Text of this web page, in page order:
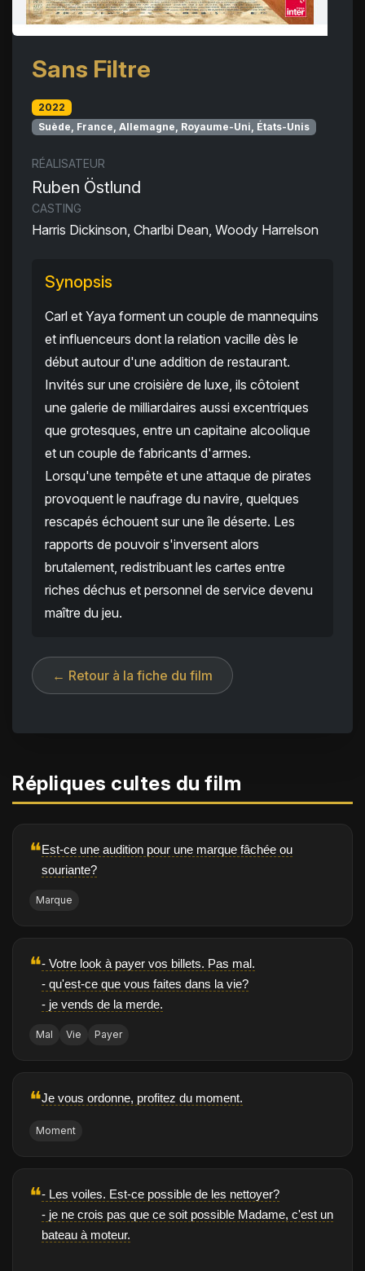
Sans Filtre
2022
Suède, France, Allemagne, Royaume-Uni, États-Unis
RÉALISATEUR
Ruben Östlund
CASTING
Harris Dickinson, Charlbi Dean, Woody Harrelson
Synopsis
Carl et Yaya forment un couple de mannequins
et influenceurs dont la relation vacille dès le
début autour d'une addition de restaurant.
Invités sur une croisière de luxe, ils côtoient
une galerie de milliardaires aussi excentriques
que grotesques, entre un capitaine alcoolique
et un couple de fabricants d'armes.
Lorsqu'une tempête et une attaque de pirates
provoquent le naufrage du navire, quelques
rescapés échouent sur une île déserte. Les
rapports de pouvoir s'inversent alors
brutalement, redistribuant les cartes entre
riches déchus et personnel de service devenu
maître du jeu.
← Retour à la fiche du film
Répliques cultes du film
❝Est-ce une audition pour une marque fâchée ou
souriante?
Marque
❝- Votre look à payer vos billets. Pas mal.
- qu'est-ce que vous faites dans la vie?
- je vends de la merde.
Mal Vie Payer
❝Je vous ordonne, profitez du moment.
Moment
❝- Les voiles. Est-ce possible de les nettoyer?
- je ne crois pas que ce soit possible Madame, c'est un
bateau à moteur.